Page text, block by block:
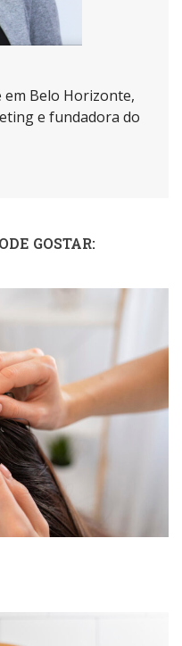
em Belo Horizonte,
e fundadora do
GOSTAR: